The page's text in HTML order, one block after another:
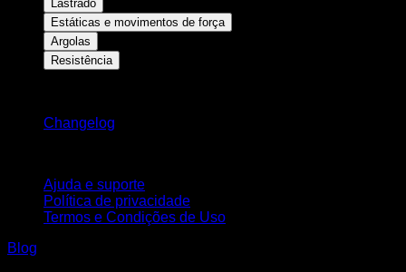
Lastrado
Estáticas e movimentos de força
Argolas
Resistência
Changelog
Ajuda e suporte
Política de privacidade
Termos e Condições de Uso
Blog